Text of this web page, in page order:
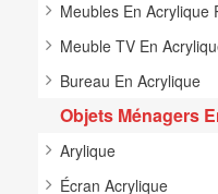
Meubles En Acrylique
Meuble TV En
Bureau En Acrylique
Objets Ménagers
Arylique
Écran Acrylique